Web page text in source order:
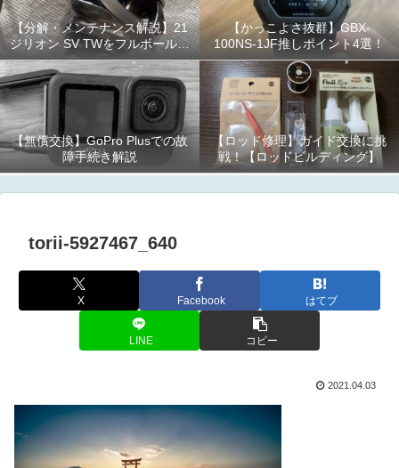
【分解・メンテナンス解説】21
ジリオン SV TWをフルボールベ
アリング化！
【かっこよさ抜群】GBX-
100NS-1JF推しポイント4選！
【無償交換】GoPro Plusでの故
障手続き解説
【ロッド修理】ガイド交換に挑
戦！【ロッドビルディング】
torii-5927467_640
X Facebook はてブ
LINE コピー
2021.04.03